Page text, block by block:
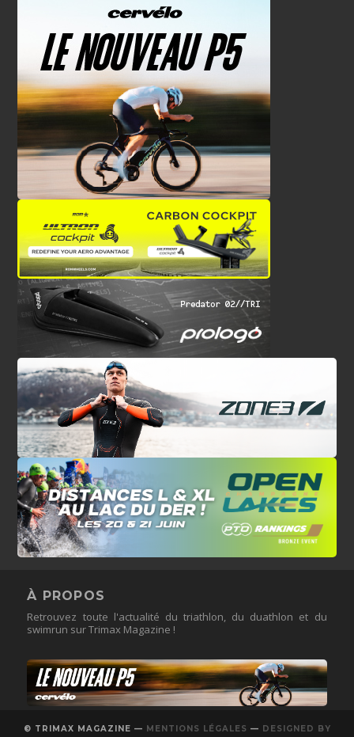
À PROPOS
Retrouvez toute l'actualité du triathlon, du duathlon et du
swimrun sur Trimax Magazine !
© TRIMAX MAGAZINE — MENTIONS LÉGALES — DESIGNED BY